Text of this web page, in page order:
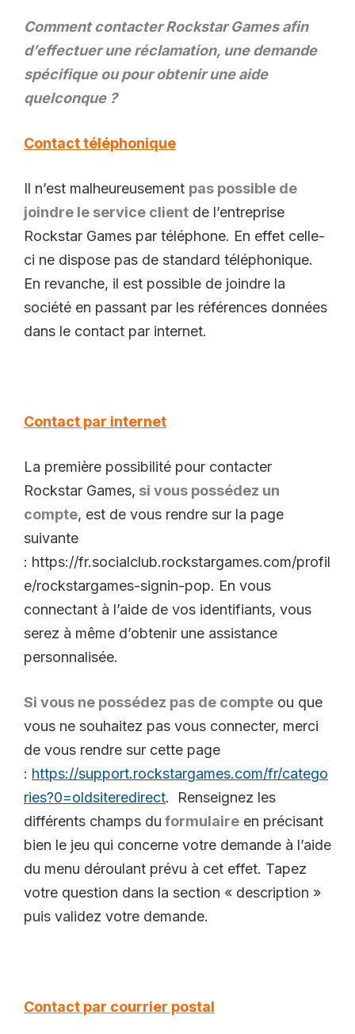
Comment contacter Rockstar Games afin
d’effectuer une réclamation, une demande
spécifique ou pour obtenir une aide
quelconque ?
Contact téléphonique
Il n’est malheureusement pas possible de
joindre le service client de l’entreprise
Rockstar Games par téléphone. En effet celle-
ci ne dispose pas de standard téléphonique.
En revanche, il est possible de joindre la
société en passant par les références données
dans le contact par internet.
Contact par internet
La première possibilité pour contacter
Rockstar Games, si vous possédez un
compte, est de vous rendre sur la page
suivante
: https://fr.socialclub.rockstargames.com/profil
e/rockstargames-signin-pop. En vous
connectant à l’aide de vos identifiants, vous
serez à même d’obtenir une assistance
personnalisée.
Si vous ne possédez pas de compte ou que
vous ne souhaitez pas vous connecter, merci
de vous rendre sur cette page
: https://support.rockstargames.com/fr/catego
ries?0=oldsiteredirect. Renseignez les
différents champs du formulaire en précisant
bien le jeu qui concerne votre demande à l’aide
du menu déroulant prévu à cet effet. Tapez
votre question dans la section « description »
puis validez votre demande.
Contact par courrier postal